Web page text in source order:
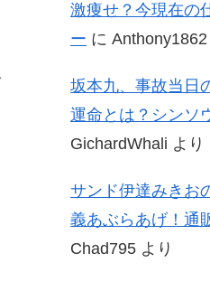
激痩せ？今現在の
ー に Anthony1862
坂本九、事故当日
運命とは？シンソ
GichardWhali より
サンド伊達みきお
義あぶらあげ！通
Chad795 より